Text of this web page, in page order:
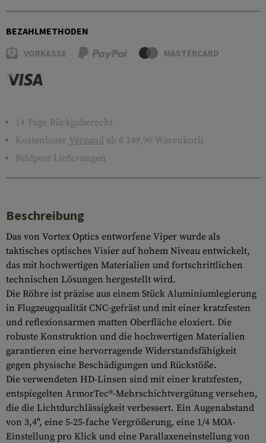
BEZAHLMETHODEN
VORKASSE MASTERCARD
14 Tage Rückgaberecht
Kostenloser Versand ab € 149,90 Warenkorb
Feldpost Lieferungen
Beschreibung
Das von Vortex Optics entworfene Viper wurde als
taktisches optisches Visier auf hohem Niveau entwickelt,
das mit hochwertigen Materialien und fortschrittlichen
technischen Lösungen hergestellt wird.
Die Röhre ist präzise aus einem Stück Aluminiumlegierung
in Flugzeugqualität CNC-gefräst und mit einer kratzfesten
und reflexionsarmen matten Oberfläche eloxiert. Die
robuste Konstruktion und die hochwertigen Materialien
garantieren eine hervorragende Widerstandsfähigkeit
gegen physische Beschädigungen und Rückstöße.
Die verwendeten HD-Linsen sind mit einer kratzfesten,
entspiegelten ArmorTec®-Mehrschichtvergütung versehen,
die die Lichtdurchlässigkeit verbessert. Ein Augenabstand
von 3,4", eine 5-25-fache Vergrößerung, eine 1/4 MOA-
Einstellung pro Klick und eine Parallaxeneinstellung von